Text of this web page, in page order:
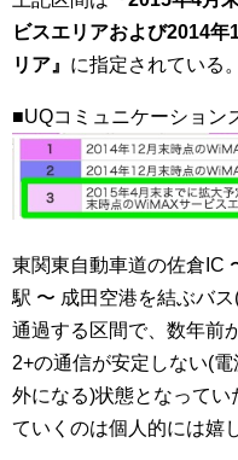
ビスエリアおよび2014
リア』 に指定されている。
■UQコミュニケーション
東関東自動車道の佐倉IC
駅 〜 成田空港を結ぶバ
通過する区間で、数年前
2+の通信が安定しない(
外になる)状態となって
ていくのは個人的には嬉